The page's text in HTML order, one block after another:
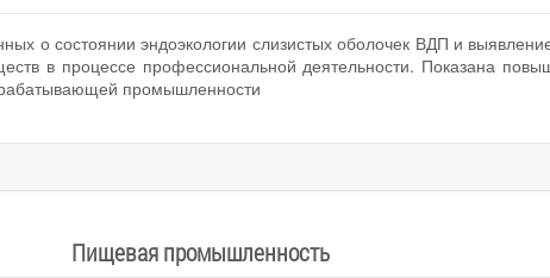
о состоянии эндоэкологии слизистых оболочек ВДП и
в процессе профессиональной деятельности. Показана
промышленности
Пищевая промышленность